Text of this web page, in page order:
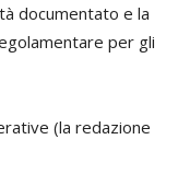
documentato e la
per gli
(la redazione